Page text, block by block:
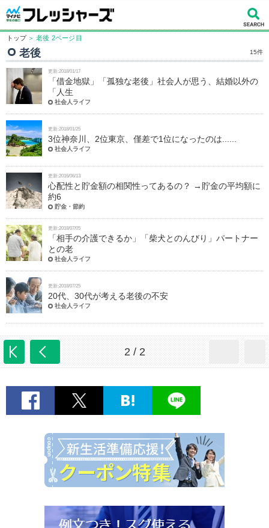
トップ ＞ 老後 2ページ目
老後 15件
更新:2018/01/17
「借金地獄」「孤独な老後」社会人が思う、結婚以外の
「人生
社会人ライフ
更新:2018/01/25
3位神奈川、2位東京、僅差で1位になったのは......
社会人ライフ
更新:2016/06/13
心配性と貯金額の相関性ってあるの？ →貯金の平均額に
約6
貯金・節約
更新:2018/07/05
「相手の介護できるか」「柴犬とのんびり」パートナー
との老
社会人ライフ
更新:2018/07/25
20代、30代が考える老後の不安
社会人ライフ
2 / 2